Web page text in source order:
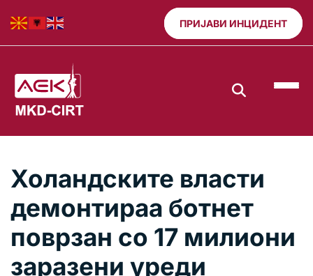
ПРИЈАВИ ИНЦИДЕНТ
Холандските власти
демонтираа ботнет
поврзан со 17 милиони
заразени уреди